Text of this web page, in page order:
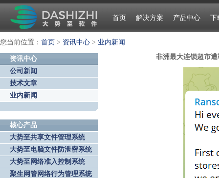
首页 解决方案 产品中心 下
您当前位置： 首页 > 资讯中心 > 业内新闻
资讯中心
公司新闻
技术文章
业内新闻
核心产品
大势至共享文件管理系统
大势至电脑文件防泄密系统
大势至网络准入控制系统
聚生网管网络行为管理系统
非洲最大连锁超市